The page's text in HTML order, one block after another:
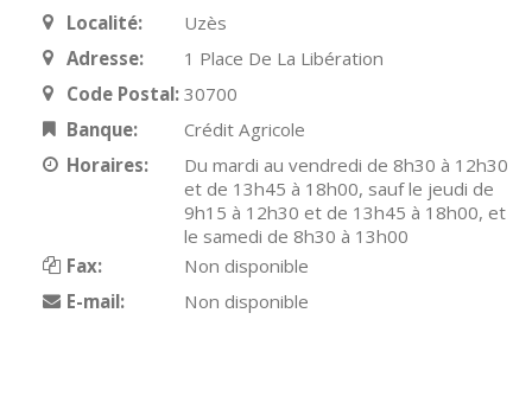
Localité:
Uzès
Adresse:
1 Place De La Libération
Code Postal: 30700
Banque:
Crédit Agricole
Horaires:
Du mardi au vendredi de 8h30 à 12h30
et de 13h45 à 18h00, sauf le jeudi de
9h15 à 12h30 et de 13h45 à 18h00, et
le samedi de 8h30 à 13h00
Fax:
Non disponible
E-mail:
Non disponible